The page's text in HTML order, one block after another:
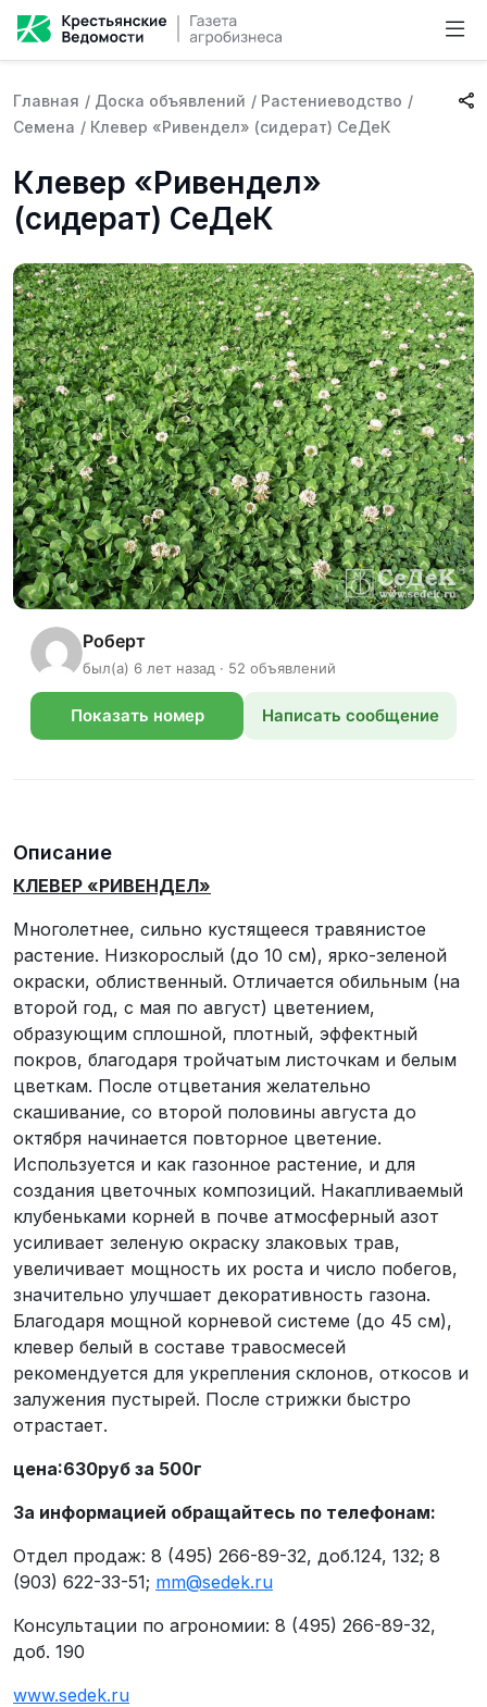
Главная / Доска объявлений / Растениеводство /
Семена / Клевер «Ривендел» (сидерат) СеДеК
Клевер «Ривендел»
(сидерат) СеДеК
Роберт
был(а) 6 лет назад · 52 объявлений
Показать номер Написать сообщение
Описание
КЛЕВЕР «РИВЕНДЕЛ»
Многолетнее, сильно кустящееся травянистое
растение. Низкорослый (до 10 см), ярко-зеленой
окраски, облиственный. Отличается обильным (на
второй год, с мая по август) цветением,
образующим сплошной, плотный, эффектный
покров, благодаря тройчатым листочкам и белым
цветкам. После отцветания желательно
скашивание, со второй половины августа до
октября начинается повторное цветение.
Используется и как газонное растение, и для
создания цветочных композиций. Накапливаемый
клубеньками корней в почве атмосферный азот
усиливает зеленую окраску злаковых трав,
увеличивает мощность их роста и число побегов,
значительно улучшает декоративность газона.
Благодаря мощной корневой системе (до 45 см),
клевер белый в составе травосмесей
рекомендуется для укрепления склонов, откосов и
залужения пустырей. После стрижки быстро
отрастает.
цена:630руб за 500г
За информацией обращайтесь по телефонам:
Отдел продаж: 8 (495) 266-89-32, доб.124, 132; 8
(903) 622-33-51; mm@sedek.ru
Консультации по агрономии: 8 (495) 266-89-32,
доб. 190
www.sedek.ru